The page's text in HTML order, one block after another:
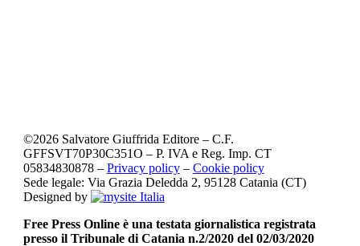
©2026Salvatore Giuffrida Editore – C.F.
GFFSVT70P30C351O – P. IVA e Reg. Imp. CT
05834830878 – Privacy policy– Cookie policy
Sede legale: Via Grazia Deledda 2, 95128 Catania (CT)
Designed by
Free Press Online è una testata giornalistica registrata
presso il Tribunale di Catania n.2/2020 del 02/03/2020